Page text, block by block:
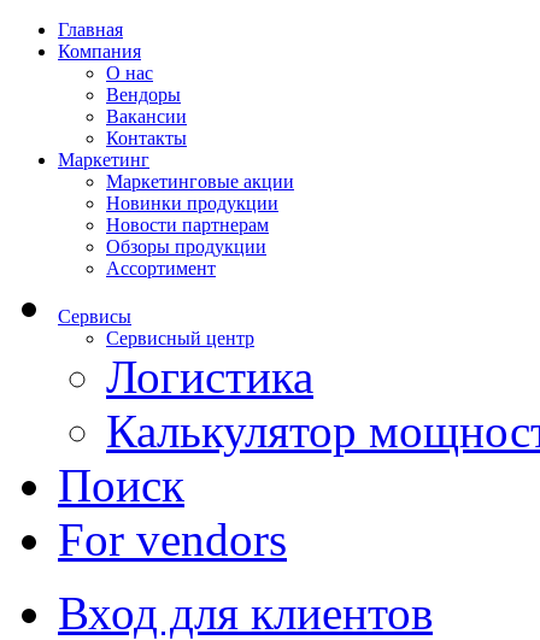
Главная
Компания
О нас
Вендоры
Вакансии
Контакты
Маркетинг
Маркетинговые акции
Новинки продукции
Новости партнерам
Обзоры продукции
Ассортимент
Сервисы
Сервисный центр
Логистика
Калькулятор
Поиск
For vendors
Вход для клиентов